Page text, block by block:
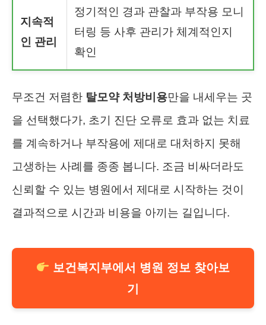
지속적
인 관리
정기적인 경과 관찰과 부작용 모니
터링 등 사후 관리가 체계적인지
확인
무조건 저렴한 탈모약 처방비용만을 내세우는 곳
을 선택했다가, 초기 진단 오류로 효과 없는 치료
를 계속하거나 부작용에 제대로 대처하지 못해
고생하는 사례를 종종 봅니다. 조금 비싸더라도
신뢰할 수 있는 병원에서 제대로 시작하는 것이
결과적으로 시간과 비용을 아끼는 길입니다.
보건복지부에서 병원 정보 찾아보
기